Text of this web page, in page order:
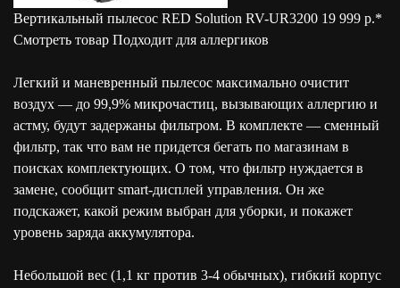
Вертикальный пылесос RED Solution RV-UR3200 19 999 р.*
Смотреть товар Подходит для аллергиков
Легкий и маневренный пылесос максимально очистит
воздух — до 99,9% микрочастиц, вызывающих аллергию и
астму, будут задержаны фильтром. В комплекте — сменный
фильтр, так что вам не придется бегать по магазинам в
поисках комплектующих. О том, что фильтр нуждается в
замене, сообщит smart-дисплей управления. Он же
подскажет, какой режим выбран для уборки, и покажет
уровень заряда аккумулятора.
Небольшой вес (1,1 кг против 3-4 обычных), гибкий корпус